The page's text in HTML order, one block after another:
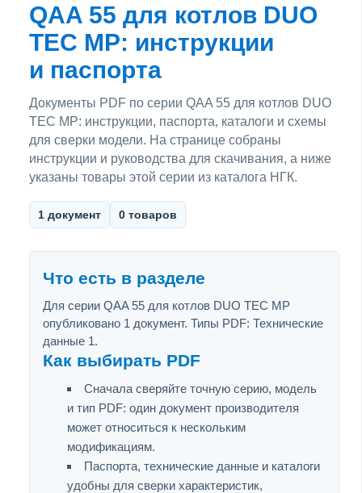
QAA 55 для котлов DUO
TEC MP: инструкции
и паспорта
Документы PDF по серии QAA 55 для котлов DUO
TEC MP: инструкции, паспорта, каталоги и схемы
для сверки модели. На странице собраны
инструкции и руководства для скачивания, а ниже
указаны товары этой серии из каталога НГК.
1 документ 0 товаров
Что есть в разделе
Для серии QAA 55 для котлов DUO TEC MP
опубликовано 1 документ. Типы PDF: Технические
данные 1.
Как выбирать PDF
Сначала сверяйте точную серию, модель
и тип PDF: один документ производителя
может относиться к нескольким
модификациям.
Паспорта, технические данные и каталоги
удобны для сверки характеристик,